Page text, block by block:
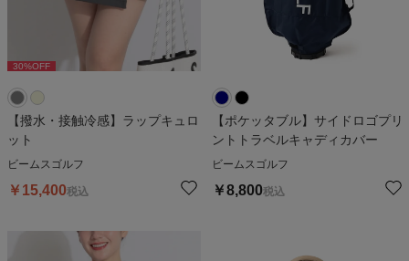
30%OFF
【撥水・接触冷感】ラップキュロ
ット
ビームスゴルフ
￥ 15,400税込
【ポケッタブル】サイドロゴプリ
ントトラベルキャディカバー
ビームスゴルフ
￥8,800税込